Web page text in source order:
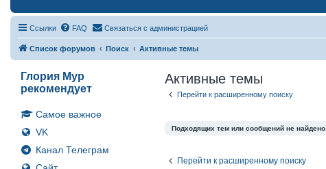
Ссылки FAQ Связаться с администрацией
Список форумов Поиск Активные темы
Глория Мур
рекомендует
Самое важное
VK
Канал Телеграм
Активные темы
Перейти к расширенному поиску
Подходящих тем или сообщений не найдено.
Перейти к расширенному поиску